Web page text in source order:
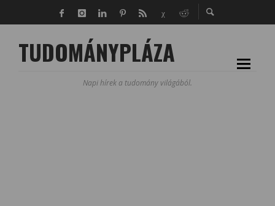
TUDOMÁNYPLÁZA
Napi hírek a tudomány világából.